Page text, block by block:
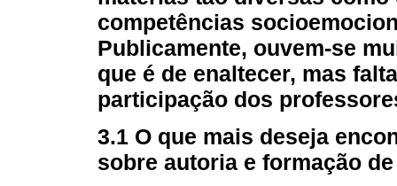
competências
Publicamente, ouvem-se
que é de enaltecer, mas
participação dos
3.1 O que mais deseja
sobre autoria e formação